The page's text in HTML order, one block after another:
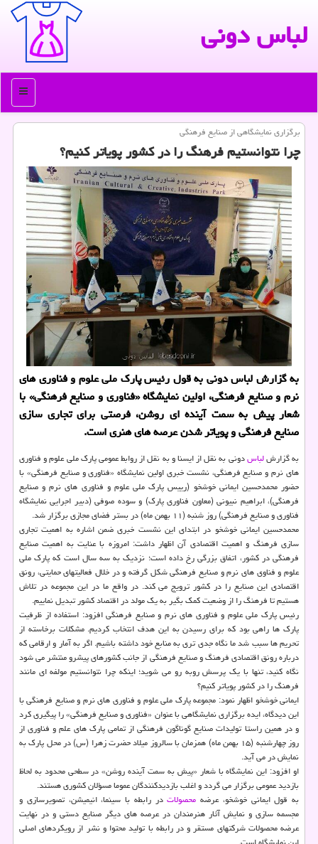
لباس دونی
منو
برگزاری نمایشگاهی از صنایع فرهنگی
چرا نتوانستیم فرهنگ را در كشور پویاتر كنیم؟
به گزارش لباس دونی به قول رئیس پارک ملی علوم و فناوری های
نرم و صنایع فرهنگی، اولین نمایشگاه «فناوری و صنایع فرهنگی» با
شعار پیش به سمت آینده ای روشن، فرصتی برای تجاری سازی
صنایع فرهنگی و پویاتر شدن عرصه های هنری است.
به گزارشلباسدونی به نقل از ایسنا و به نقل از روابط عمومی پارک ملی علوم و فناوری
های نرم و صنایع فرهنگی، نشست خبری اولین نمایشگاه «فناوری و صنایع فرهنگی» با
حضور محمدحسین ایمانی خوشخو (رییس پارک ملی علوم و فناوری های نرم و صنایع
فرهنگی)، ابراهیم نبیونی (معاون فناوری پارک) و سوده صوفی (دبیر اجرایی نمایشگاه
فناوری و صنایع فرهنگی) روز شنبه (۱۱ بهمن ماه) در بستر فضای مجازی برگزار شد.
محمدحسین ایمانی خوشخو در ابتدای این نشست خبری ضمن اشاره به اهمیت تجاری
سازی فرهنگ و اهمیت اقتصادی آن اظهار داشت: امروزه با عنایت به اهمیت صنایع
فرهنگی در کشور، اتفاق بزرگی رخ داده است؛ نزدیک به سه سال است که پارک ملی
علوم و فناوی های نرم و صنایع فرهنگی شکل گرفته و در خلال فعالیتهای حمایتی، رونق
اقتصادی این صنایع را در کشور ترویج می کند. در واقع ما در این مجموعه در تلاش
هستیم تا فرهنگ را از وضعیت کمک بگیر به یک مولد در اقتصاد کشور تبدیل نماییم.
رئیس پارک ملی علوم و فناوری های نرم و صنایع فرهنگی افزود: استفاده از ظرفیت
پارک ها راهی بود که برای رسیدن به این هدف انتخاب کردیم. مشکلات برخاسته از
تحریم ها سبب شد ما نگاه جدی تری به منابع خود داشته باشیم. اگر به آمار و ارقامی که
درباره رونق اقتصادی فرهنگ و صنایع فرهنگی از جانب کشورهای پیشرو منتشر می شود
نگاه کنید، تنها با یک پرسش روبه رو می شوید؛ اینکه چرا نتوانستیم مولفه ای مانند
فرهنگ را در کشور پویاتر کنیم؟
ایمانی خوشخو اظهار نمود: مجموعه پارک ملی علوم و فناوری های نرم و صنایع فرهنگی با
این دیدگاه، ایده برگزاری نمایشگاهی با عنوان «فناوری و صنایع فرهنگی» را پیگیری کرد
و در همین راستا تولیدات صنایع گوناگون فرهنگی از تمامی پارک های علم و فناوری از
روز چهارشنبه (۱۵ بهمن ماه) همزمان با سالروز میلاد حضرت زهرا (س) در محل پارک به
نمایش در می آید.
او افزود: این نمایشگاه با شعار «پیش به سمت آینده روشن» در سطحی محدود به لحاظ
بازدید عمومی برگزار می گردد و اغلب بازدیدکنندگان عموما مسؤلان کشوری هستند.
به قول ایمانی خوشخو، عرضه محصولاتدر رابطه با سینما، انیمیشن، تصویرسازی و
مجسمه سازی و نمایش آثار هنرمندان در عرصه های دیگر صنایع دستی و در نهایت
عرضه محصولات شرکتهای مستقر و در رابطه با تولید محتوا و نشر از رویکردهای اصلی